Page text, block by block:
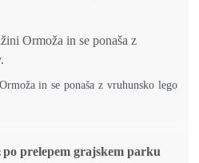
in se ponaša z vruhunsko lego
prelepem grajskem parku